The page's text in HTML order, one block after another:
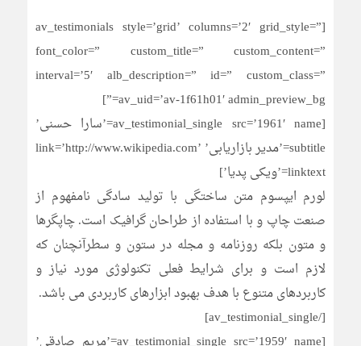
[av_testimonials style=’grid’ columns=’2′ grid_style=”
font_color=” custom_title=” custom_content=”
interval=’5′ alb_description=” id=” custom_class=”
av_uid=’av-1f61h01′ admin_preview_bg=”]
[av_testimonial_single src=’1961′ name=’سارا حسنی’
subtitle=’مدیر بازاریابی’ link=’http://www.wikipedia.com’
linktext=’ویکی پدیا’]
لورم ایپسوم متن ساختگی با تولید سادگی نامفهوم از
صنعت چاپ و با استفاده از طراحان گرافیک است. چاپگرها
و متون بلکه روزنامه و مجله در ستون و سطرآنچنان که
لازم است و برای شرایط فعلی تکنولوژی مورد نیاز و
کاربردهای متنوع با هدف بهبود ابزارهای کاربردی می باشد.
[/av_testimonial_single]